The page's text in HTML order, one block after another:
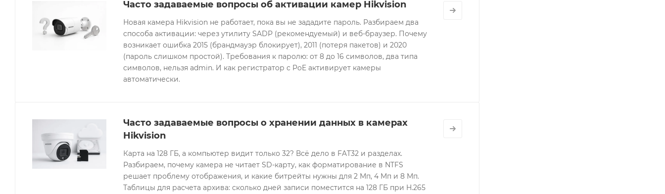
Часто задаваемые вопросы об активации камер Hikvision
Новая камера Hikvision не работает, пока вы не зададите пароль. Разбираем два
способа активации: через утилиту SADP (рекомендуемый) и веб-браузер. Почему
возникает ошибка 2015 (брандмауэр блокирует), 2011 (потеря пакетов) и 2020
(пароль слишком простой). Требования к паролю: от 8 до 16 символов, два типа
символов, нельзя admin. И как регистратор с PoE активирует камеры
автоматически.
Часто задаваемые вопросы о хранении данных в камерах
Hikvision
Карта на 128 ГБ, а компьютер видит только 32? Всё дело в FAT32 и разделах.
Разбираем, почему камера не читает SD-карту, как форматирование в NTFS
решает проблему отображения, и какие битрейты нужны для 2 Мп, 4 Мп и 8 Мп.
Таблицы для расчета архива: сколько дней записи поместится на 128 ГБ при H.265